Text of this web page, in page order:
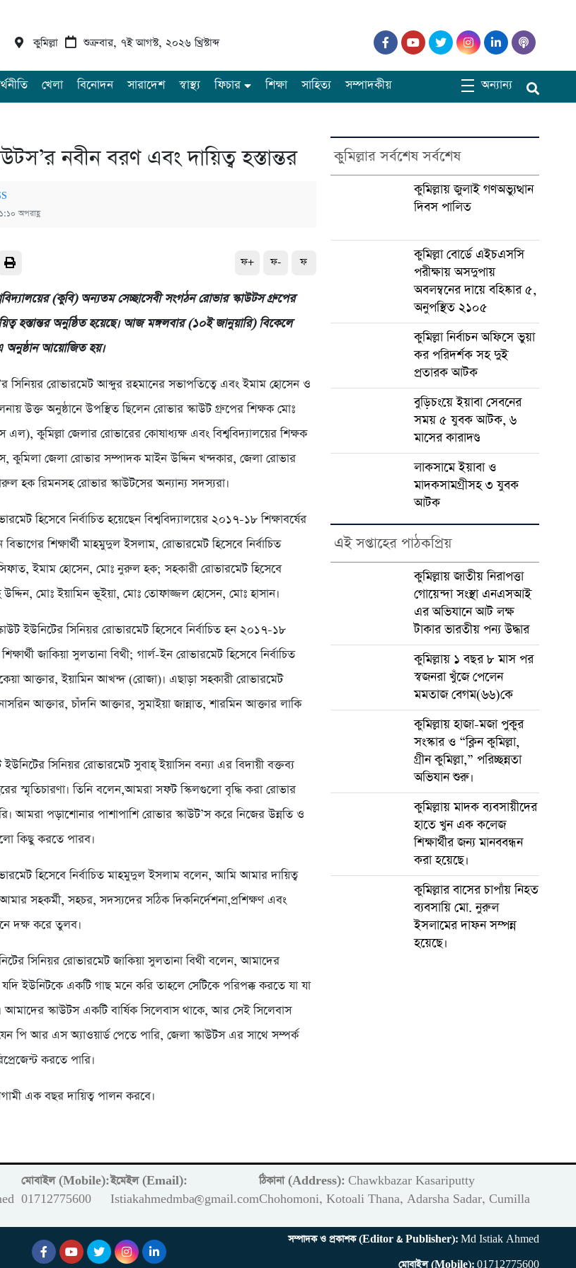
কুমিল্লা শুক্রবার, ৭ই আগস্ট, ২০২৬ খ্রিস্টাব্দ
খেলা বিনোদন সারাদেশ স্বাস্থ্য ফিচার শিক্ষা সাহিত্য সম্পাদকীয় অন্যান্য
নবীন বরণ এবং দায়িত্ব হস্তান্তর
অপরাহ্ণ
ফ+ ফ- ফ
(কুবি) অন্যতম সেচ্ছাসেবী সংগঠন রোভার স্কাউটস গ্রুপের
হস্তান্তর অনুষ্ঠিত হয়েছে। আজ মঙ্গলবার (১০ই জানুয়ারি) বিকেলে
এ অনুষ্ঠান আয়োজিত হয়।
সিনিয়র রোভারমেট আব্দুর রহমানের সভাপতিত্বে এবং ইমাম হোসেন ও
উক্ত অনুষ্ঠানে উপস্থিত ছিলেন রোভার স্কাউট গ্রুপের শিক্ষক মোঃ
কুমিল্লা জেলার রোভারের কোষাধ্যক্ষ এবং বিশ্ববিদ্যালয়ের শিক্ষক
কুমিলা জেলা রোভার সম্পাদক মাইন উদ্দিন খন্দকার, জেলা রোভার
হক রিমনসহ রোভার স্কাউটসের অন্যান্য সদস্যরা।
হিসেবে নির্বাচিত হয়েছেন বিশ্ববিদ্যালয়ের ২০১৭-১৮ শিক্ষাবর্ষের
শিক্ষার্থী মাহমুদুল ইসলাম, রোভারমেট হিসেবে নির্বাচিত
ইমাম হোসেন, মোঃ নুরুল হক; সহকারী রোভারমেট হিসেবে
উদ্দিন, মোঃ ইয়ামিন ভূইয়া, মোঃ তোফাজ্জল হোসেন, মোঃ হাসান।
ইউনিটের সিনিয়র রোভারমেট হিসেবে নির্বাচিত হন ২০১৭-১৮
জাকিয়া সুলতানা বিথী; গার্ল-ইন রোভারমেট হিসেবে নির্বাচিত
আক্তার, ইয়ামিন আখন্দ (রোজা)। এছাড়া সহকারী রোভারমেট
নাসরিন আক্তার, চাঁদনি আক্তার, সুমাইয়া জান্নাত, শারমিন আক্তার লাকি
সিনিয়র রোভারমেট সুবাহ্ ইয়াসিন বন্যা এর বিদায়ী বক্তব্য
স্মৃতিচারণা। তিনি বলেন,আমরা সফট স্কিলগুলো বৃদ্ধি করা রোভার
আমরা পড়াশোনার পাশাপাশি রোভার স্কাউট’স করে নিজের উন্নতি ও
কিছু করতে পারব।
হিসেবে নির্বাচিত মাহমুদুল ইসলাম বলেন, আমি আমার দায়িত্ব
আমার সহকর্মী, সহচর, সদস্যদের সঠিক দিকনির্দেশনা,প্রশিক্ষণ এবং
দক্ষ করে তুলব।
সিনিয়র রোভারমেট জাকিয়া সুলতানা বিথী বলেন, আমাদের
ইউনিটকে একটি গাছ মনে করি তাহলে সেটিকে পরিপক্ক করতে যা যা
স্কাউটস একটি বার্ষিক সিলেবাস থাকে, আর সেই সিলেবাস
পি আর এস অ্যাওয়ার্ড পেতে পারি, জেলা স্কাউটস এর সাথে সম্পর্ক
করতে পারি।
এক বছর দায়িত্ব পালন করবে।
কুমিল্লার সর্বশেষ সর্বশেষ
কুমিল্লায় জুলাই গণঅভ্যুত্থান
দিবস পালিত
কুমিল্লা বোর্ডে এইচএসসি
পরীক্ষায় অসদুপায়
অবলম্বনের দায়ে বহিষ্কার ৫,
অনুপস্থিত ২১০৫
কুমিল্লা নির্বাচন অফিসে ভুয়া
কর পরিদর্শক সহ দুই
প্রতারক আটক
বুড়িচংয়ে ইয়াবা সেবনের
সময় ৫ যুবক আটক, ৬
মাসের কারাদণ্ড
লাকসামে ইয়াবা ও
মাদকসামগ্রীসহ ৩ যুবক
আটক
এই সপ্তাহের পাঠকপ্রিয়
কুমিল্লায় জাতীয় নিরাপত্তা
গোয়েন্দা সংস্থা এনএসআই
এর অভিযানে আট লক্ষ
টাকার ভারতীয় পন্য উদ্ধার
কুমিল্লায় ১ বছর ৮ মাস পর
স্বজনরা খুঁজে পেলেন
মমতাজ বেগম(৬৬)কে
কুমিল্লায় হাজা-মজা পুকুর
সংস্কার ও “ক্লিন কুমিল্লা,
গ্রীন কুমিল্লা,” পরিচ্ছন্নতা
অভিযান শুরু।
কুমিল্লায় মাদক ব্যবসায়ীদের
হাতে খুন এক কলেজ
শিক্ষার্থীর জন্য মানববন্ধন
করা হয়েছে।
কুমিল্লার বাসের চাপাঁয় নিহত
ব্যবসায়ি মো. নুরুল
ইসলামের দাফন সম্পন্ন
হয়েছে।
মোবাইল (Mobile):
01712775600
ইমেইল (Email):
Istiakahmedmba@gmail.com
ঠিকানা (Address): Chawkbazar Kasariputty
Chohomoni, Kotoali Thana, Adarsha Sadar, Cumilla
সম্পাদক ও প্রকাশক (Editor & Publisher): Md Istiak Ahmed
মোবাইল (Mobile): 01712775600